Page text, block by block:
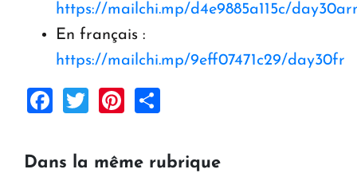
https://mailchi.mp/d4e9885a115c/
En français :
https://mailchi.mp/9eff07471c29/day30fr
Facebook
TwitterPinterest
Dans la même rubrique